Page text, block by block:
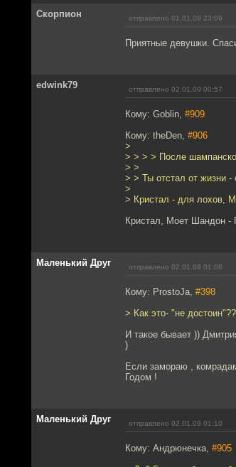
Скорпион отправлено 01.01.09 23:09
Приятные девушки.
edwink79 отправлено 02.01.09 00:57
Кому: Goblin, #909
Кому: theDen, #906
>
> > > > После
> >
> > Ты отстал от жизни -
>
> Кристал - для лохов,
Кристал, Моет Шандон -
Маленький Друг отправлено 02.01.09 01:08
Кому: ProstoJa, #398
> Как это- "не
И такое бывает ))
)
Если замораю ,
Годом !
Маленький Друг отправлено 02.01.09 01:10
Кому: Андрюнечка, #905